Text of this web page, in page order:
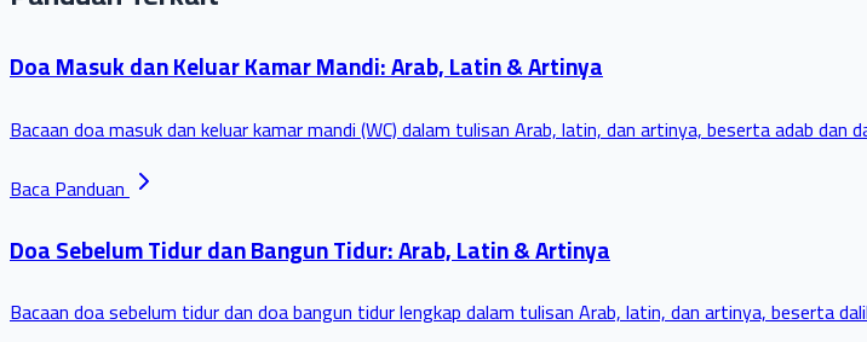
Doa Masuk dan Keluar Kamar Mandi: Arab, Latin & Artinya
Bacaan doa masuk dan keluar kamar mandi (WC) dalam tulisan Arab, latin, dan artinya, beserta adab dan
Baca Panduan
Doa Sebelum Tidur dan Bangun Tidur: Arab, Latin & Artinya
Bacaan doa sebelum tidur dan doa bangun tidur lengkap dalam tulisan Arab, latin, dan artinya, beserta